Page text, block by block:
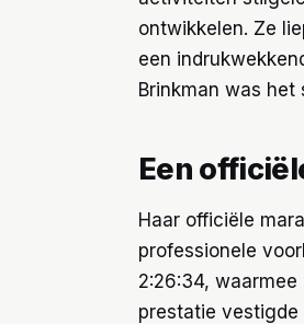
ontwikkelen. Ze
een
Brinkman was
Een
Haar officiële
professionele
2:26:34,
prestatie vestigde